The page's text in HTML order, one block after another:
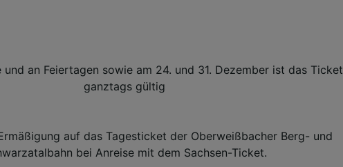
und an Feiertagen sowie am 24. und 31. Dezember ist das Ticket
ganztags gültig
auf das Tagesticket der Oberweißbacher Berg- und
bei Anreise mit dem Sachsen-Ticket.